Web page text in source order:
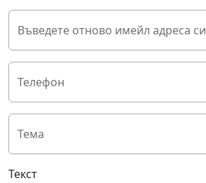
Въведете отново имейл адреса си
Телефон
Тема
Текст